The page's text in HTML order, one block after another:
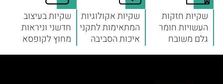
שקיות חזקות
העשויות חומר
גלם משובח
שקיות אקולוגיות
המתאימות לתקני
איכות הסביבה
שקיות בעיצוב
חדשני וניראות
מחוץ לקופסא